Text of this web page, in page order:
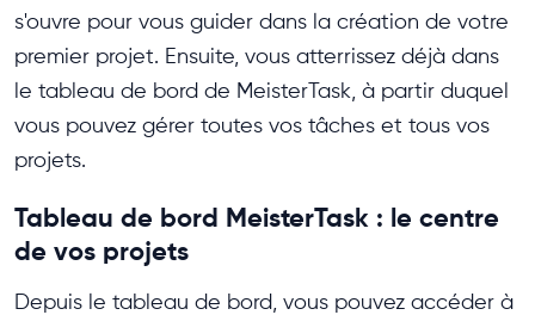
s'ouvre pour vous guider dans la création de votre
premier projet. Ensuite, vous atterrissez déjà dans
le tableau de bord de MeisterTask, à partir duquel
vous pouvez gérer toutes vos tâches et tous vos
projets.
Tableau de bord MeisterTask : le centre
de vos projets
Depuis le tableau de bord, vous pouvez accéder à